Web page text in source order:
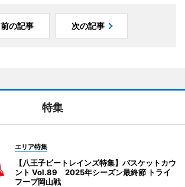
前の記事 次の記事
特集
エリア特集
【八王子ビートレインズ特集】バスケットカウ
ント Vol.89 2025年シーズン最終節 トライ
フープ岡山戦